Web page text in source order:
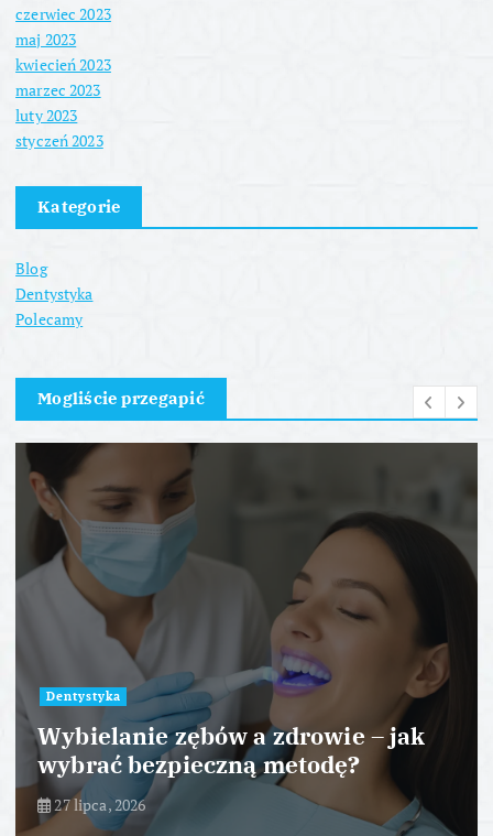
czerwiec 2023
maj 2023
kwiecień 2023
marzec 2023
luty 2023
styczeń 2023
Kategorie
Blog
Dentystyka
Polecamy
Mogliście przegapić
Dentystyka
Wybielanie zębów a zdrowie – jak
wybrać bezpieczną metodę?
27 lipca, 2026